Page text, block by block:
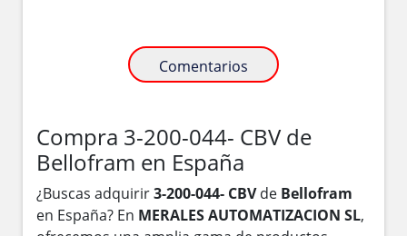
Comentarios
Compra 3-200-044- CBV de
Bellofram en España
¿Buscas adquirir3-200-044- CBVde Bellofram
en España? En MERALES AUTOMATIZACION SL,